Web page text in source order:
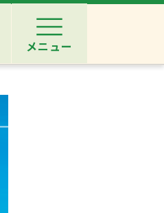
メニュー